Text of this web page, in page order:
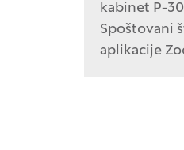
kabinet P-
Spoštovani
aplikacije